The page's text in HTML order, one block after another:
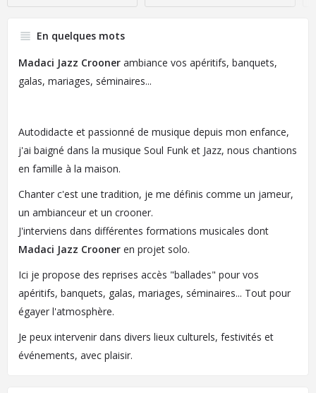
En quelques mots
Madaci Jazz Crooner ambiance vos apéritifs, banquets,
galas, mariages, séminaires...
Autodidacte et passionné de musique depuis mon enfance,
j'ai baigné dans la musique Soul Funk et Jazz, nous chantions
en famille à la maison.
Chanter c'est une tradition, je me définis comme un jameur,
un ambianceur et un crooner.
J'interviens dans différentes formations musicales dont
Madaci Jazz Crooner en projet solo.
Ici je propose des reprises accès "ballades" pour vos
apéritifs, banquets, galas, mariages, séminaires... Tout pour
égayer l'atmosphère.
Je peux intervenir dans divers lieux culturels, festivités et
événements, avec plaisir.